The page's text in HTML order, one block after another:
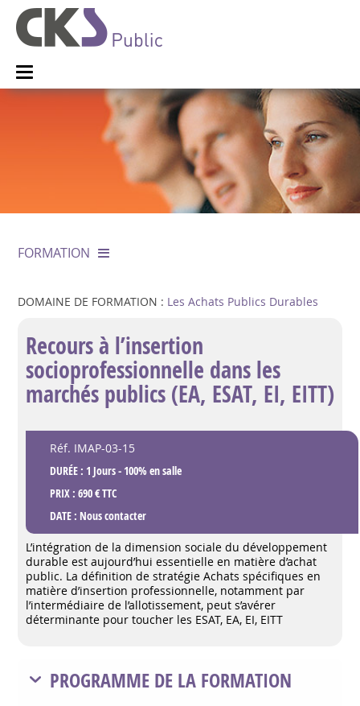
FORMATION
DOMAINE DE FORMATION : Les Achats Publics Durables
Recours à l’insertion
socioprofessionnelle dans les
marchés publics (EA, ESAT, EI, EITT)
Réf. IMAP-03-15
DURÉE : 1 Jours - 100% en salle
PRIX : 690 € TTC
DATE : Nous contacter
L’intégration de la dimension sociale du développement
durable est aujourd’hui essentielle en matière d’achat
public. La définition de stratégie Achats spécifiques en
matière d’insertion professionnelle, notamment par
l’intermédiaire de l’allotissement, peut s’avérer
déterminante pour toucher les ESAT, EA, EI, EITT
PROGRAMME DE LA FORMATION